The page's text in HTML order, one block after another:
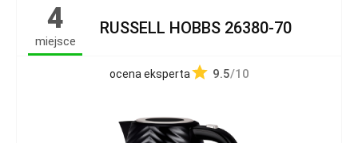
4
miejsce
RUSSELL HOBBS 26380-70
ocena eksperta 9.5/10